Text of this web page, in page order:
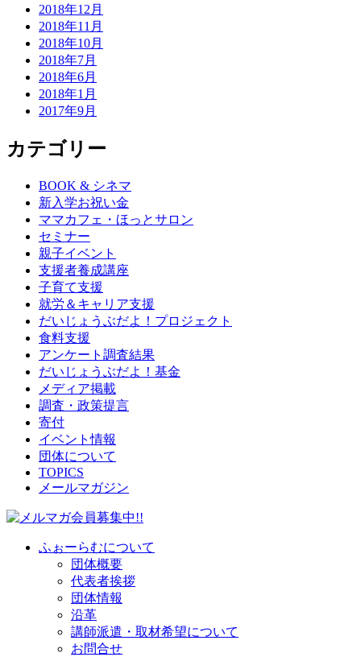
2018年12月
2018年11月
2018年10月
2018年7月
2018年6月
2018年1月
2017年9月
カテゴリー
BOOK & シネマ
新入学お祝い金
ママカフェ・ほっとサロン
セミナー
親子イベント
支援者養成講座
子育て支援
就労＆キャリア支援
だいじょうぶだよ！プロジェクト
食料支援
アンケート調査結果
だいじょうぶだよ！基金
メディア掲載
調査・政策提言
寄付
イベント情報
団体について
TOPICS
メールマガジン
ふぉーらむについて
団体概要
代表者挨拶
団体情報
沿革
講師派遣・取材希望について
お問合せ